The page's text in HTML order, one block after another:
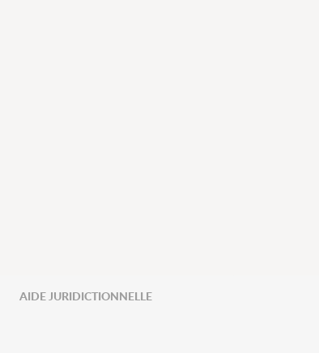
AIDE JURIDICTIONNELLE